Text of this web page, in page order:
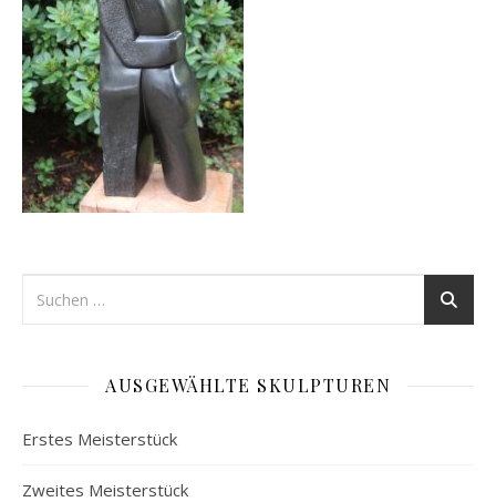
AUSGEWÄHLTE SKULPTUREN
Erstes Meisterstück
Zweites Meisterstück